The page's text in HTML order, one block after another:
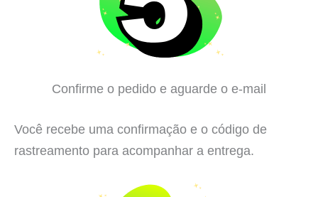
Confirme o pedido e aguarde o e-mail
Você recebe uma confirmação e o código de
rastreamento para acompanhar a entrega.